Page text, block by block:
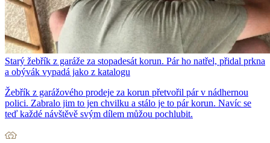
Starý žebřík z garáže za stopadesát korun. Pár ho natřel, přidal prkna
a obývák vypadá jako z katalogu
Žebřík z garážového prodeje za korun přetvořil pár v nádhernou
polici. Zabralo jim to jen chvilku a stálo je to pár korun. Navíc se
teď každé návštěvě svým dílem můžou pochlubit.